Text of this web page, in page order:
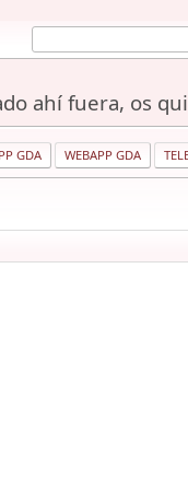
ahí fuera, os
GDA WEBAPP GDA